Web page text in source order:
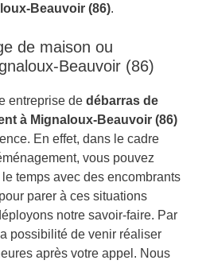
Beauvoir (86).
de maison ou
Beauvoir (86)
entreprise de débarras de
à Mignaloux-Beauvoir (86)
En effet, dans le cadre
vous pouvez
temps avec des encombrants
parer à ces situations
notre savoir-faire. Par
possibilité de venir réaliser
après votre appel. Nous